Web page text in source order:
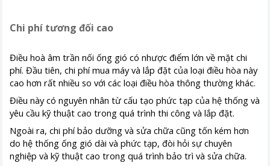
Chi phí tương đối cao
Điều hoà âm trần nối ống gió có nhược điểm lớn về mặt chi
phí. Đầu tiên, chi phí mua máy và lắp đặt của loại điều hòa này
cao hơn rất nhiều so với các loại điều hòa thông thường khác.
Điều này có nguyên nhân từ cấu tạo phức tạp của hệ thống và
yêu cầu kỹ thuật cao trong quá trình thi công và lắp đặt.
Ngoài ra, chi phí bảo dưỡng và sửa chữa cũng tốn kém hơn
do hệ thống ống gió dài và phức tạp, đòi hỏi sự chuyên
nghiệp và kỹ thuật cao trong quá trình bảo trì và sửa chữa.